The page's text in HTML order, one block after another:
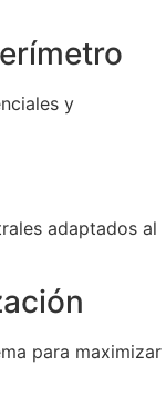
y
adaptados al
para maximizar